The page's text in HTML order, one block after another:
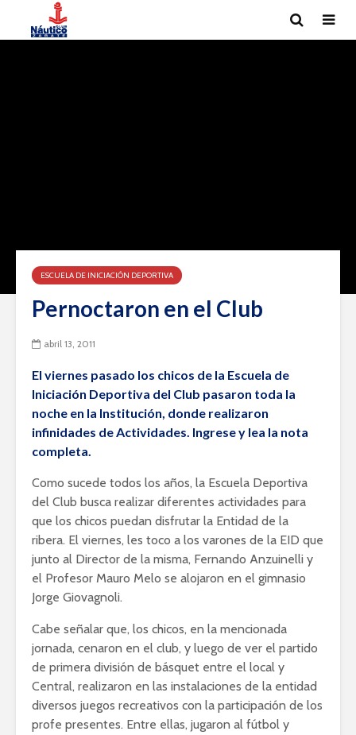
ESCUELA DE INICIACIÓN DEPORTIVA
Pernoctaron en el Club
abril 13, 2011
El viernes pasado los chicos de la Escuela de
Iniciación Deportiva del Club pasaron toda la
noche en la Institución, donde realizaron
infinidades de Actividades. Ingrese y lea la nota
completa.
Como sucede todos los años, la Escuela Deportiva
del Club busca realizar diferentes actividades para
que los chicos puedan disfrutar la Entidad de la
ribera. El viernes, les toco a los varones de la EID que
junto al Director de la misma, Fernando Anzuinelli y
el Profesor Mauro Melo se alojaron en el gimnasio
Jorge Giovagnoli.
Cabe señalar que, los chicos, en la mencionada
jornada, cenaron en el club, y luego de ver el partido
de primera división de básquet entre el local y
Central, realizaron en las instalaciones de la entidad
diversos juegos recreativos con la participación de los
profe presentes. Entre ellas, jugaron al fútbol y